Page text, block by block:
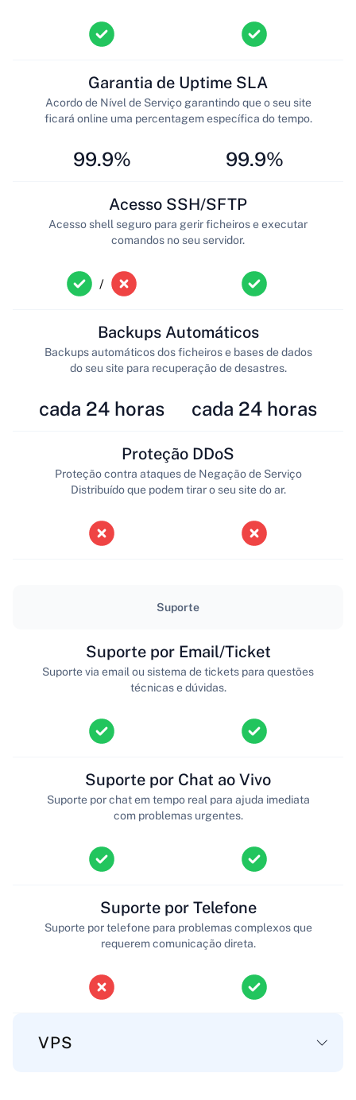
99.9%
Garantia de Uptime SLA
Acordo de Nível de Serviço garantindo que o seu site
ficará online uma percentagem específica do tempo.
99.9%
/
Acesso SSH/SFTP
Acesso shell seguro para gerir ficheiros e executar
comandos no seu servidor.
cada 24 horas
Backups Automáticos
Backups automáticos dos ficheiros e bases de dados
do seu site para recuperação de desastres.
cada 24 horas
Proteção DDoS
Proteção contra ataques de Negação de Serviço
Distribuído que podem tirar o seu site do ar.
Suporte
Suporte por Email/Ticket
Suporte via email ou sistema de tickets para questões
técnicas e dúvidas.
Suporte por Chat ao Vivo
Suporte por chat em tempo real para ajuda imediata
com problemas urgentes.
Suporte por Telefone
Suporte por telefone para problemas complexos que
requerem comunicação direta.
VPS